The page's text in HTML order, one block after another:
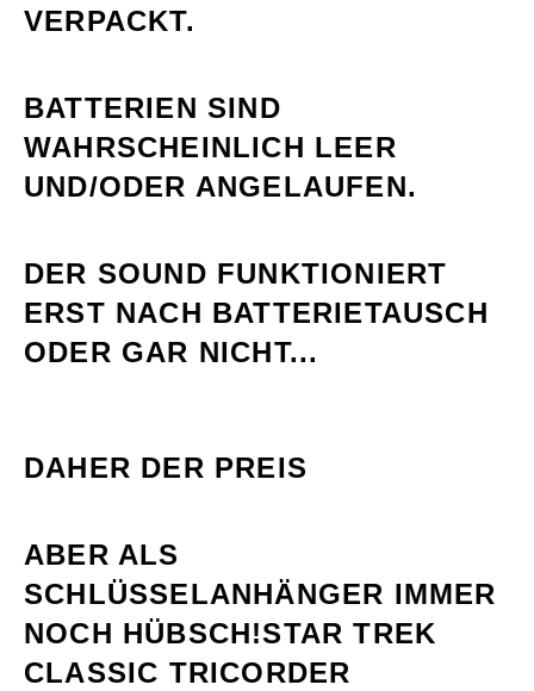
VERPACKT.
BATTERIEN SIND
WAHRSCHEINLICH LEER
UND/ODER ANGELAUFEN.
DER SOUND FUNKTIONIERT
ERST NACH BATTERIETAUSCH
ODER GAR NICHT...
DAHER DER PREIS
ABER ALS
SCHLÜSSELANHÄNGER IMMER
NOCH HÜBSCH!STAR TREK
CLASSIC TRICORDER